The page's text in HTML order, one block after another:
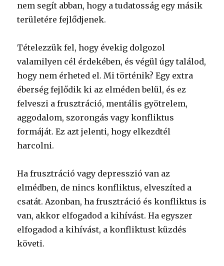
nem segít abban, hogy a tudatosság egy másik
területére fejlődjenek.
Tételezzük fel, hogy évekig dolgozol
valamilyen cél érdekében, és végül úgy találod,
hogy nem érheted el. Mi történik? Egy extra
éberség fejlődik ki az elméden belül, és ez
felveszi a frusztráció, mentális gyötrelem,
aggodalom, szorongás vagy konfliktus
formáját. Ez azt jelenti, hogy elkezdtél
harcolni.
Ha frusztráció vagy depresszió van az
elmédben, de nincs konfliktus, elveszíted a
csatát. Azonban, ha frusztráció és konfliktus is
van, akkor elfogadod a kihívást. Ha egyszer
elfogadod a kihívást, a konfliktust küzdés
követi.